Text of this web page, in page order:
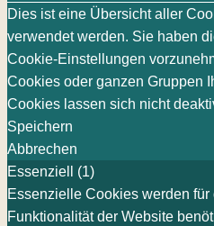
Dies ist eine Übersicht aller
verwendet werden. Sie haben
Cookie-Einstellungen
Cookies oder ganzen Gruppen
Cookies lassen sich nicht
Speichern
Abbrechen
Essenziell (1)
Essenzielle Cookies werden
Funktionalität der Website